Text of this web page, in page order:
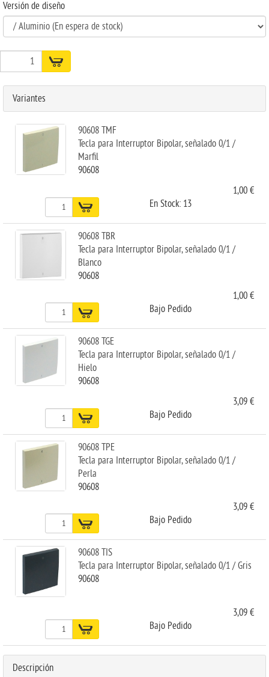
Versión de diseño
Variantes
90608 TMF
Tecla para Interruptor Bipolar, señalado 0/1 /
Marfil
90608
1,00 €
En Stock: 13
90608 TBR
Tecla para Interruptor Bipolar, señalado 0/1 /
Blanco
90608
1,00 €
Bajo Pedido
90608 TGE
Tecla para Interruptor Bipolar, señalado 0/1 /
Hielo
90608
3,09 €
Bajo Pedido
90608 TPE
Tecla para Interruptor Bipolar, señalado 0/1 /
Perla
90608
3,09 €
Bajo Pedido
90608 TIS
Tecla para Interruptor Bipolar, señalado 0/1 / Gris
90608
3,09 €
Bajo Pedido
Descripción